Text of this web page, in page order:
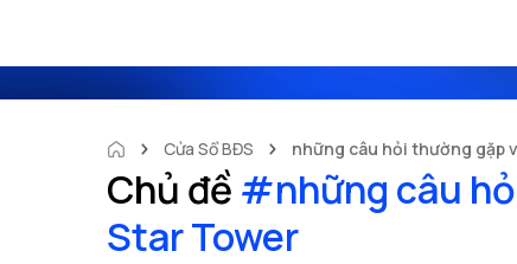
Cửa Sổ BĐS những câu hỏi thường gặp
Chủ đề #những câu
Star Tower